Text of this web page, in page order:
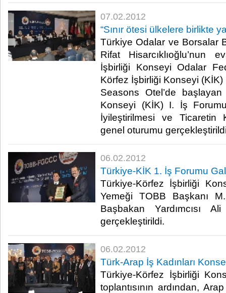
07.02.2012
“Sınır ötesi ülkelere birlikte
Türkiye Odalar ve Borsalar
Rifat Hisarcıklıoğlu’nun
İşbirliği Konseyi Odalar
Körfez İşbirliği Konseyi
Seasons Otel’de
Konseyi (KİK) I. İş
İyileştirilmesi ve Ticaretin
genel oturumu
06.02.2012
Türkiye-KİK 1. İş Forumu
Türkiye-Körfez İşbirliği
Yemeği TOBB Başkanı
Başbakan Yardımcısı Ali
gerçekleştirildi.​ ​
06.02.2012
Türk-Arap İş Kadınları
Türkiye-Körfez İşbirliği
toplantısının ardından,